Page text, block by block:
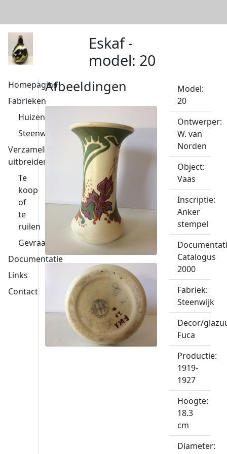
Eskaf -
model: 20
Homepagina
Fabrieken
Huizen
Steenwijk
Verzameling
uitbreiden
Te
koop
of
te
ruilen
Gevraagd
Documentatie
Links
Contact
Afbeeldingen
Model:
20
Ontwerper:
W. van
Norden
Object:
Vaas
Inscriptie:
Anker
stempel
Catalogus
2000
Fabriek:
Steenwijk
Decor/
Fuca
Productie:
1919-
1927
Hoogte:
18.3
cm
Diameter: